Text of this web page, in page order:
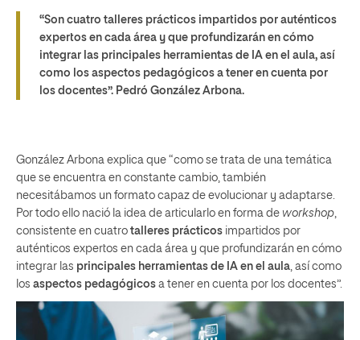
“Son cuatro talleres prácticos impartidos por auténticos
expertos en cada área y que profundizarán en cómo
integrar las principales herramientas de IA en el aula, así
como los aspectos pedagógicos a tener en cuenta por
los docentes”. Pedró González Arbona.
González Arbona explica que “como se trata de una temática
que se encuentra en constante cambio, también
necesitábamos un formato capaz de evolucionar y adaptarse.
Por todo ello nació la idea de articularlo en forma de workshop
consistente en cuatro talleres prácticos impartidos por
auténticos expertos en cada área y que profundizarán en cómo
integrar las principales herramientas de IA en el aula , así como
los aspectos pedagógicos a tener en cuenta por los docentes”.